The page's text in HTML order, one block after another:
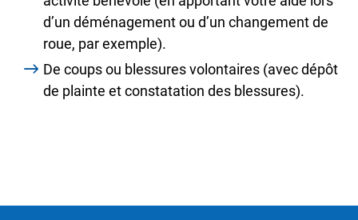
d’un déménagement ou d’un changement de
roue, par exemple).
De coups ou blessures volontaires (avec dépôt
de plainte et constatation des blessures).